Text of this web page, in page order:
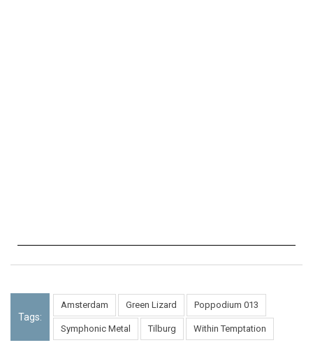
Tags:
Amsterdam Green Lizard Poppodium 013
Symphonic Metal Tilburg Within Temptation